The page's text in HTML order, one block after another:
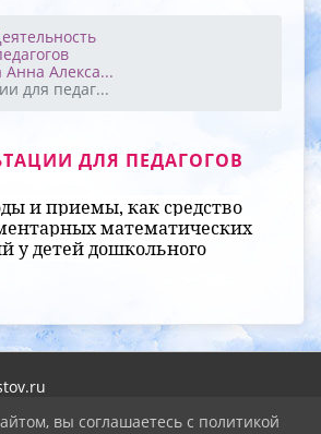
Алекса...
для педаг...
ДЛЯ ПЕДАГОГОВ
и приемы, как средство
математических
у детей дошкольного
вы соглашаетесь с политикой